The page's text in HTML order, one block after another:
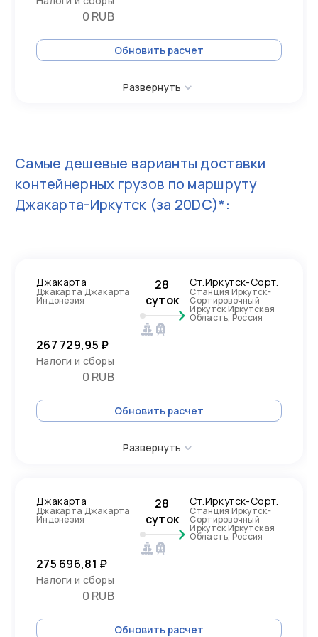
0 RUB
Обновить расчет
Развернуть
Самые дешевые варианты доставки
контейнерных грузов по маршруту
Джакарта-Иркутск (за 20DC)*:
Джакарта
Джакарта Джакарта
Индонезия
28
суток
Ст.Иркутск-Сорт.
Станция Иркутск-
Сортировочный
Иркутск Иркутская
Область, Россия
267 729,95 ₽
Налоги и сборы
0 RUB
Обновить расчет
Развернуть
Джакарта
Джакарта Джакарта
Индонезия
28
суток
Ст.Иркутск-Сорт.
Станция Иркутск-
Сортировочный
Иркутск Иркутская
Область, Россия
275 696,81 ₽
Налоги и сборы
0 RUB
Обновить расчет